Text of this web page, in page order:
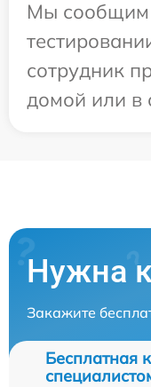
Мы сообщим
сотрудник
домой или в
Нужна
Закажите
Бесплатная